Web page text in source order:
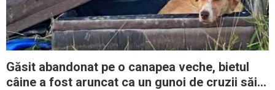
Găsit abandonat pe o canapea veche, bietul
câine a fost aruncat ca un gunoi de cruzii săi